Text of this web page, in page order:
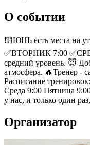
О событии
❗ИЮНЬ есть места на
✅ВТОРНИК 7:00
средний уровень. 😇
атмосфера. 🔥Тренер -
Расписание
Среда 9:00 Пятница
у нас, и только один
Организатор